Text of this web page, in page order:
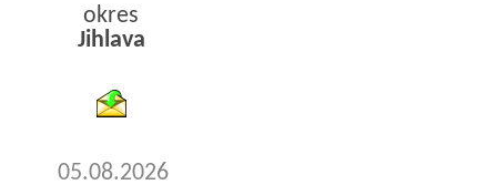
okres
Jihlava
05.08.2026